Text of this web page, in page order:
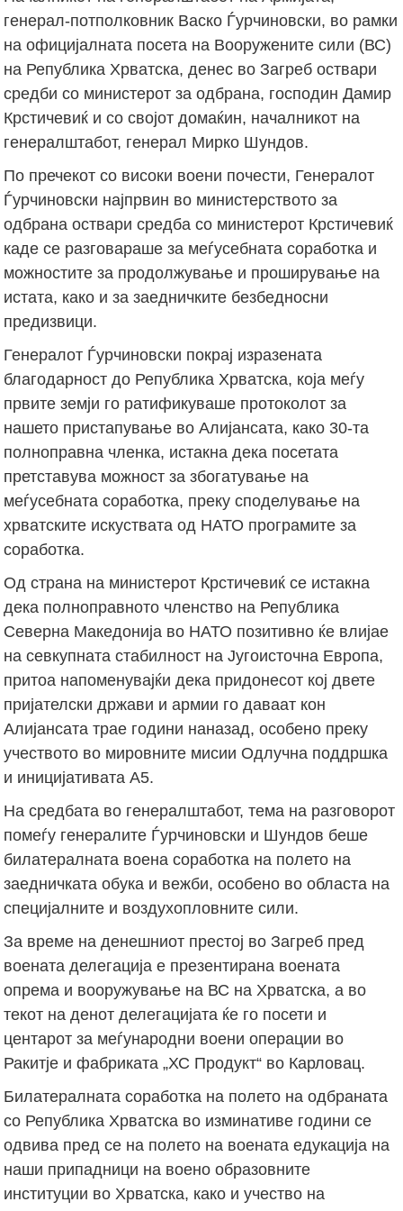
генерал-потполковник Васко Ѓурчиновски, во рамки
на официјалната посета на Вооружените сили (ВС)
на Република Хрватска, денес во Загреб оствари
средби со министерот за одбрана, господин Дамир
Крстичевиќ и со својот домаќин, началникот на
генералштабот, генерал Мирко Шундов.
По пречекот со високи воени почести, Генералот
Ѓурчиновски најпрвин во министерството за
одбрана оствари средба со министерот Крстичевиќ
каде се разговараше за меѓусебната соработка и
можностите за продолжување и проширување на
истата, како и за заедничките безбедносни
предизвици.
Генералот Ѓурчиновски покрај изразената
благодарност до Република Хрватска, која меѓу
првите земји го ратификуваше протоколот за
нашето пристапување во Алијансата, како 30-та
полноправна членка, истакна дека посетата
претставува можност за збогатување на
меѓусебната соработка, преку споделување на
хрватските искуствата од НАТО програмите за
соработка.
Од страна на министерот Крстичевиќ се истакна
дека полноправното членство на Република
Северна Македонија во НАТО позитивно ќе влијае
на севкупната стабилност на Југоисточна Европа,
притоа напоменувајќи дека придонесот кој двете
пријателски држави и армии го даваат кон
Алијансата трае години наназад, особено преку
учеството во мировните мисии Одлучна поддршка
и иницијативата А5.
На средбата во генералштабот, тема на разговорот
помеѓу генералите Ѓурчиновски и Шундов беше
билатералната воена соработка на полето на
заедничката обука и вежби, особено во областа на
специјалните и воздухопловните сили.
За време на денешниот престој во Загреб пред
воената делегација е презентирана воената
опрема и вооружување на ВС на Хрватска, а во
текот на денот делегацијата ќе го посети и
центарот за меѓународни воени операции во
Ракитје и фабриката „ХС Продукт“ во Карловац.
Билатералната соработка на полето на одбраната
со Република Хрватска во изминативе години се
одвива пред се на полето на воената едукација на
наши припадници на воено образовните
институции во Хрватска, како и учество на